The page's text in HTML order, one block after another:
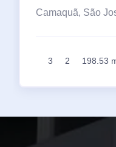
Camaquã, São
3 2 198.53